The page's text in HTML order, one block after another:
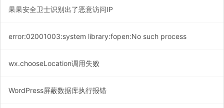
果果安全卫士识别出了恶意访问IP
error:02001003:system library:fopen:No such process
wx.chooseLocation调用失败
WordPress屏蔽数据库执行报错